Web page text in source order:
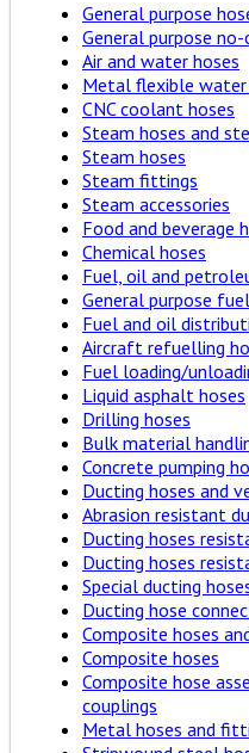
General purpose
General purpose no-
Air and water hoses
Metal flexible water
CNC coolant hoses
Steam hoses and
Steam hoses
Steam fittings
Steam accessories
Food and beverage
Chemical hoses
Fuel, oil and
General purpose
Fuel and oil
Aircraft refuelling
Fuel loading/
Liquid asphalt hoses
Drilling hoses
Bulk material
Concrete pumping
Ducting hoses and
Abrasion resistant
Ducting hoses
Ducting hoses
Special ducting
Ducting hose
Composite hoses
Composite hoses
Composite hose
couplings
Metal hoses and